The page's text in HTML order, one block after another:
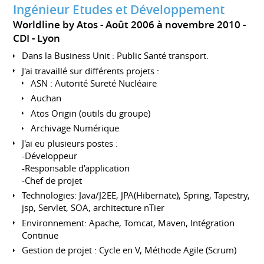
Ingénieur Etudes et Développement
Worldline by Atos
Août 2006 à novembre 2010
CDI
Lyon
Dans la Business Unit : Public Santé transport.
J'ai travaillé sur différents projets :
ASN : Autorité Sureté Nucléaire
Auchan
Atos Origin (outils du groupe)
Archivage Numérique
J'ai eu plusieurs postes :
-Développeur
-Responsable d'application
-Chef de projet
Technologies: Java/J2EE, JPA(Hibernate), Spring, Tapestry,
jsp, Servlet, SOA, architecture nTier
Environnement: Apache, Tomcat, Maven, Intégration
Continue
Gestion de projet : Cycle en V, Méthode Agile (Scrum)